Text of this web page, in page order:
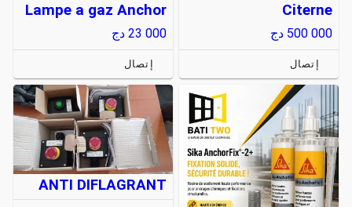
Citerne
500 000 دج
إتصال
Lampe a gaz Anchor
23 000 دج
إتصال
ANTI DIFLAGRANT